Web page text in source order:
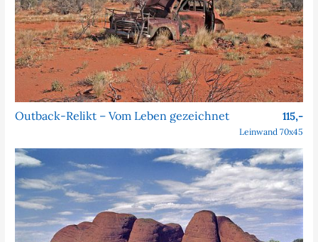
Outback-Relikt – Vom Leben gezeichnet 115,-
Leinwand 70x45